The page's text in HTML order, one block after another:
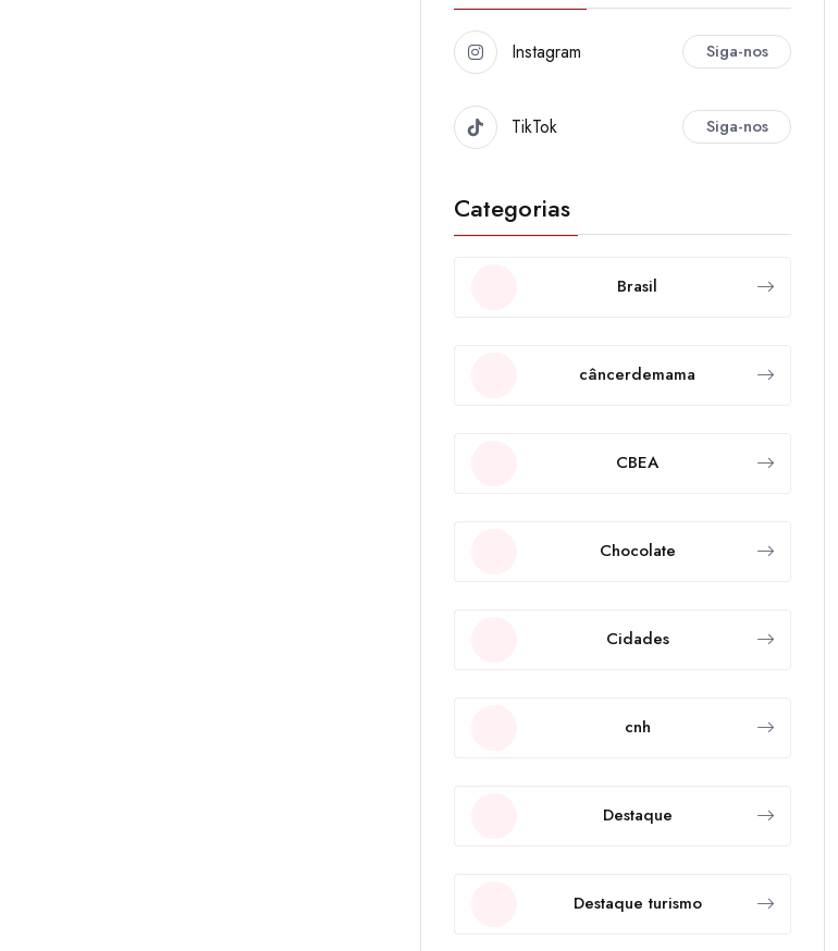
Instagram Siga-nos
TikTok Siga-nos
Categorias
Brasil
câncerdemama
CBEA
Chocolate
Cidades
cnh
Destaque
Destaque turismo